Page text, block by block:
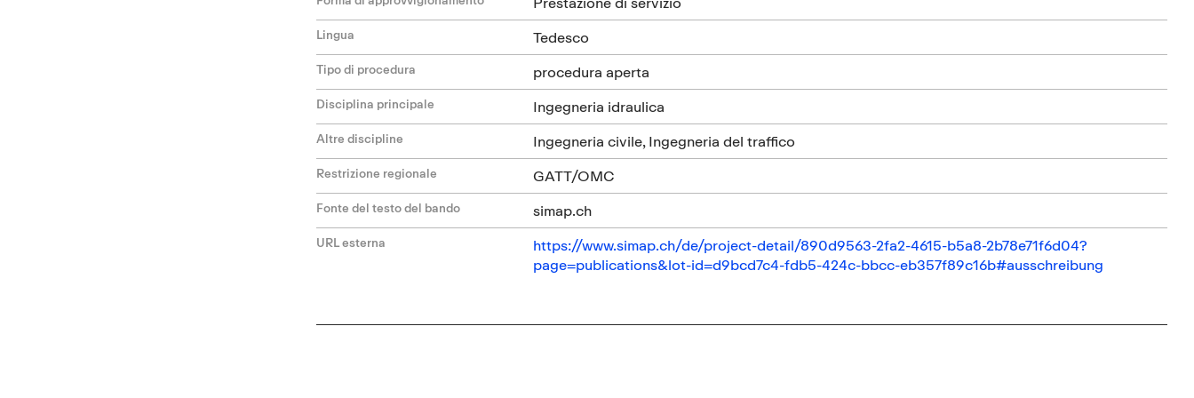
Lingua Tedesco
Tipo di procedura procedura aperta
Disciplina principale Ingegneria idraulica
Altre discipline Ingegneria civile, Ingegneria del traffico
Restrizione regionale GATT/OMC
Fonte del testo del bando simap.ch
URL esterna
https://www.simap.ch/de/project-detail/890d9563-2fa2-4615-b5a8-2b78e71f6d04?
page=publications&lot-id=d9bcd7c4-fdb5-424c-bbcc-eb357f89c16b#ausschreibung